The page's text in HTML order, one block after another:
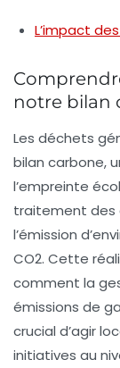
L’impact
notre bilan
Les déchets
bilan carbone,
l’empreinte
traitement des
l’émission
CO2. Cette
comment la
émissions de
crucial d’agir
initiatives au